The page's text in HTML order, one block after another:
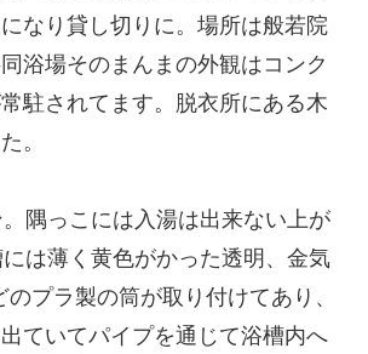
なり貸し切りに。場所は般若院
浴場そのまんまの外観はコンク
駐されてます。脱衣所にある木
。
隅っこには入湯は出来ない上が
は薄く黄色がかった透明、金気
プラ製の筒が取り付けてあり、
ていてパイプを通じて浴槽内へ